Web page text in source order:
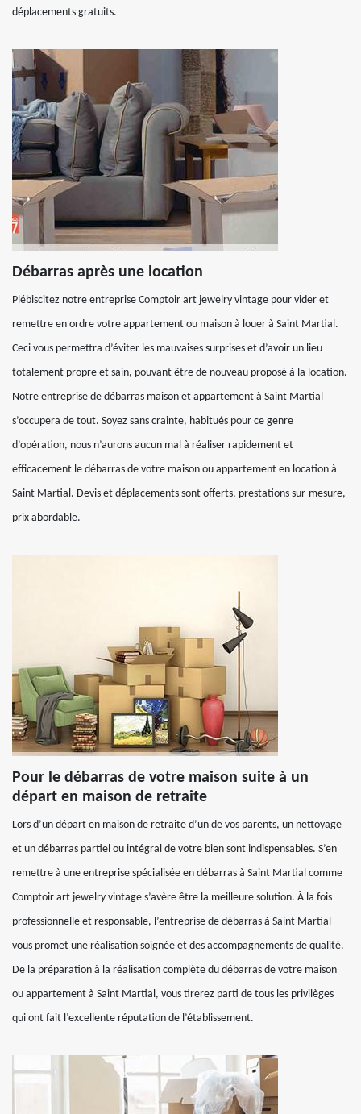
déplacements gratuits.
Débarras après une location
Plébiscitez notre entreprise Comptoir art jewelry vintage pour vider et
remettre en ordre votre appartement ou maison à louer à Saint Martial.
Ceci vous permettra d’éviter les mauvaises surprises et d’avoir un lieu
totalement propre et sain, pouvant être de nouveau proposé à la location.
Notre entreprise de débarras maison et appartement à Saint Martial
s’occupera de tout. Soyez sans crainte, habitués pour ce genre
d’opération, nous n’aurons aucun mal à réaliser rapidement et
efficacement le débarras de votre maison ou appartement en location à
Saint Martial. Devis et déplacements sont offerts, prestations sur-mesure,
prix abordable.
Pour le débarras de votre maison suite à un
départ en maison de retraite
Lors d’un départ en maison de retraite d’un de vos parents, un nettoyage
et un débarras partiel ou intégral de votre bien sont indispensables. S’en
remettre à une entreprise spécialisée en débarras à Saint Martial comme
Comptoir art jewelry vintage s’avère être la meilleure solution. À la fois
professionnelle et responsable, l’entreprise de débarras à Saint Martial
vous promet une réalisation soignée et des accompagnements de qualité.
De la préparation à la réalisation complète du débarras de votre maison
ou appartement à Saint Martial, vous tirerez parti de tous les privilèges
qui ont fait l’excellente réputation de l’établissement.